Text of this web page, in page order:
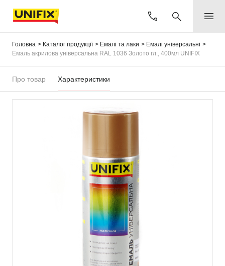
Головна Каталог продукції Емалі та лаки
Емалі універсальні
Емаль акрилова універсальна RAL 1036 Золото гл., 400мл UNIFIX
Про товар Характеристики